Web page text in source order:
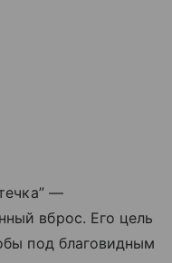
—
вброс. Его цель
под благовидным